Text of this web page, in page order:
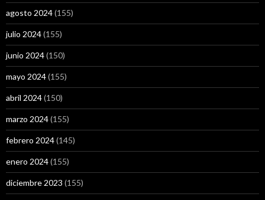
agosto 2024(155)
julio 2024(155)
junio 2024(150)
mayo 2024(155)
abril 2024(150)
marzo 2024(155)
febrero 2024(145)
enero 2024(155)
diciembre 2023 (155)